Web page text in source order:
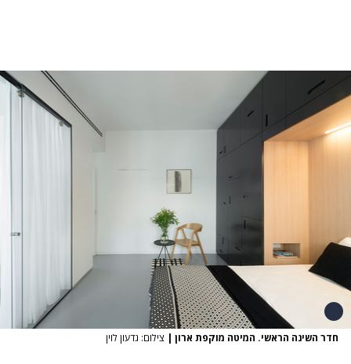
חדר השינה הראשי. המיטה מוקפת ארון | צילום: גדעון לוין